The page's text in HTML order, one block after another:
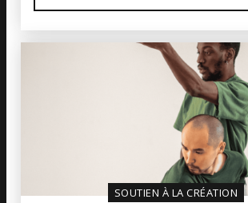
SOUTIEN À LA CRÉATION